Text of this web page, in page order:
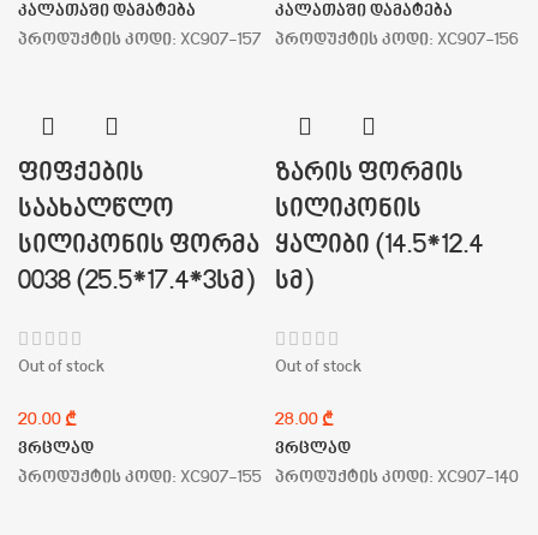
კალათაში დამატება
პროდუქტის კოდი: XC907-157
კალათაში დამატება
პროდუქტის კოდი: XC907-156
ფიფქების
საახალწლო
სილიკონის ფორმა
0038 (25.5*17.4*3სმ)
Out of stock
₾
ვრცლად
პროდუქტის კოდი: XC907-155
ზარის ფორმის
სილიკონის
ყალიბი (14.5*12.4
სმ)
Out of stock
₾
ვრცლად
პროდუქტის კოდი: XC907-140